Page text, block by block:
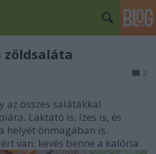
2
az összes salátákkal
Laktató is, ízes is, és
helyét önmagában is.
van: kevés benne a kalória.